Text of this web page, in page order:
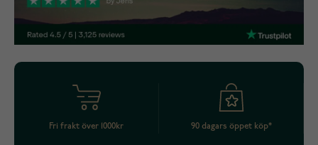
Fri frakt över 1000kr 90 dagars öppet köp*